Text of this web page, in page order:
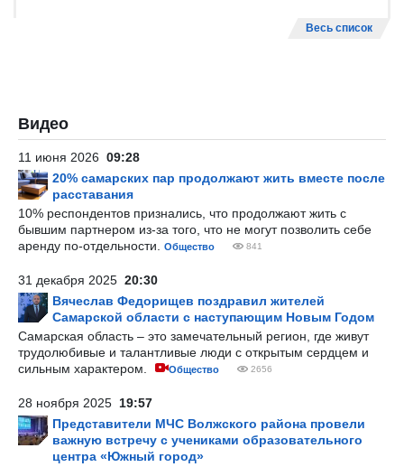
Весь список
Видео
11 июня 2026 09:28
20% самарских пар продолжают жить вместе после
расставания
10% респондентов признались, что продолжают жить с
бывшим партнером из-за того, что не могут позволить себе
аренду по-отдельности.
Общество 841
31 декабря 2025 20:30
Вячеслав Федорищев поздравил жителей
Самарской области с наступающим Новым Годом
Самарская область – это замечательный регион, где живут
трудолюбивые и талантливые люди с открытым сердцем и
сильным характером.
Общество 2656
28 ноября 2025 19:57
Представители МЧС Волжского района провели
важную встречу с учениками образовательного
центра «Южный город»